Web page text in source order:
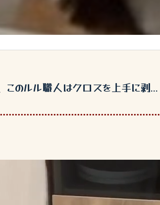
このルル職人はクロスを上手に剥...